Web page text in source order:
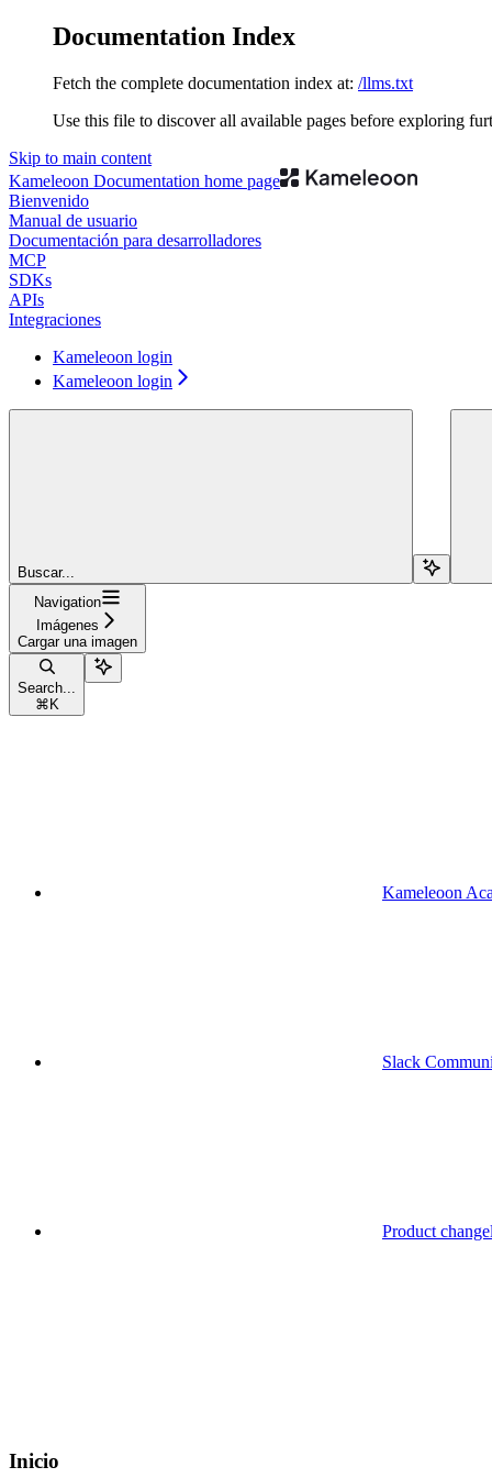
Documentation Index
Fetch the complete documentation index at: /llms.txt
Use this file to discover all available pages before exploring
Skip to main content
Kameleoon Documentation home page
Bienvenido
Manual de usuario
Documentación para desarrolladores
MCP
SDKs
APIs
Integraciones
Kameleoon login
Kameleoon login
Buscar...
Navigation
Imágenes
Cargar una imagen
Search...
⌘ K
Kameleoon
Slack
Product
Inicio